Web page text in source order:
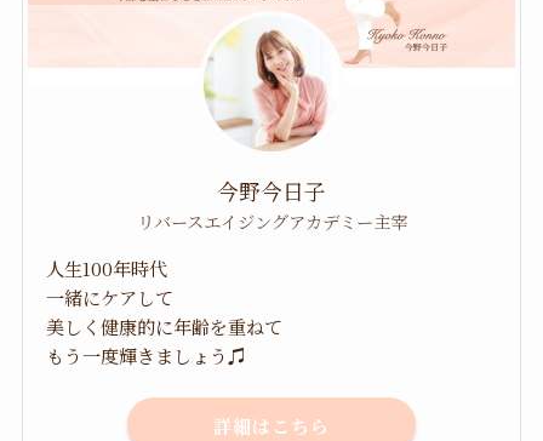
今野今日子
リバースエイジングアカデミー主宰
人生100年時代
一緒にケアして
美しく健康的に年齢を重ねて
もう一度輝きましょう♫
詳細はこちら